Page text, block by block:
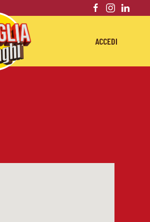
ACCEDI